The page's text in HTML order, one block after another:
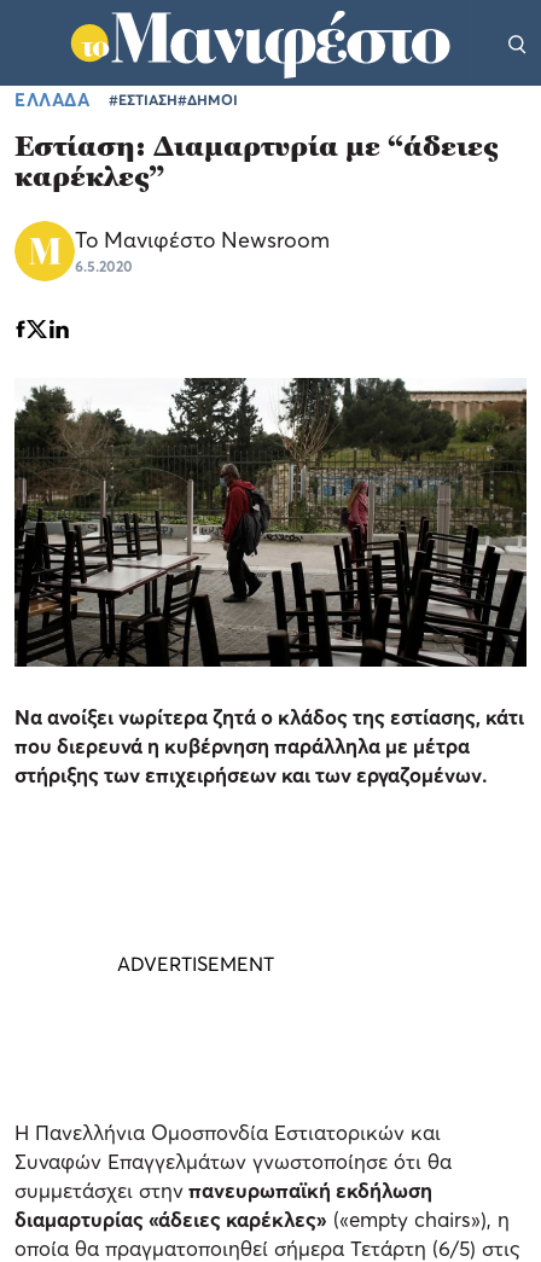
ΕΛΛΑΔΑ #ΕΣΤΙΑΣΗ#ΔΗΜΟΙ
Εστίαση: Διαμαρτυρία με “άδειες
καρέκλες”
Το Μανιφέστο Newsroom
6.5.2020
Να ανοίξει νωρίτερα ζητά ο κλάδος της εστίασης, κάτι
που διερευνά η κυβέρνηση παράλληλα με μέτρα
στήριξης των επιχειρήσεων και των εργαζομένων.
Η Πανελλήνια Ομοσπονδία Εστιατορικών και
Συναφών Επαγγελμάτων γνωστοποίησε ότι θα
συμμετάσχει στηνπανευρωπαϊκή εκδήλωση
διαμαρτυρίας «άδειες καρέκλες» («empty chairs»), η
οποία θα πραγματοποιηθεί σήμερα Τετάρτη (6/5) στις